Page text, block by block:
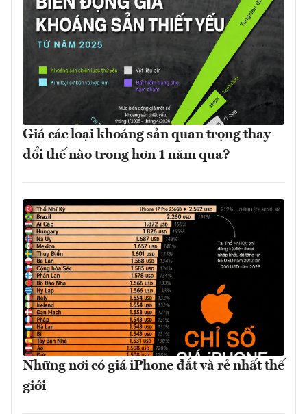
Giá các loại khoáng sản quan trọng thay
đổi thế nào trong hơn 1 năm qua?
Những nơi có giá iPhone đắt và rẻ nhất thế
giới